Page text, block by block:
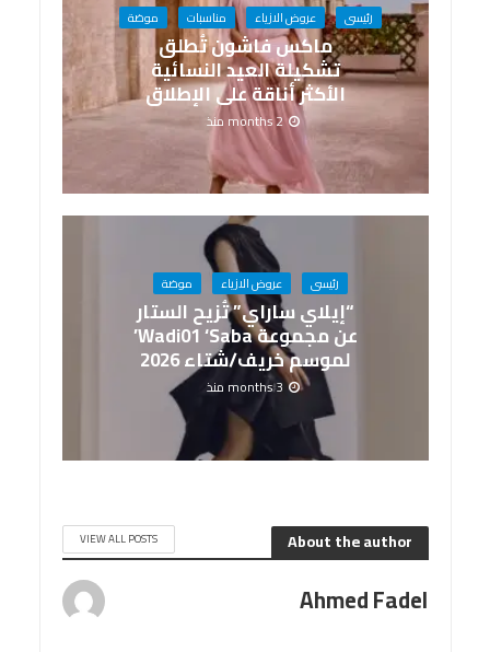
رئيسى عروض الازياء مناسبات موضة
ماكس فاشون تُطلق
تشكيلة العيد النسائية
الأكثر أناقة على الإطلاق
2 months منذ
رئيسى عروض الازياء موضة
“إيلاي ساراي” تُزيح الستار
عن مجموعة Wadi01 ‘Saba’
لموسم خريف/شتاء 2026
3 months منذ
About the author
VIEW ALL POSTS
Ahmed Fadel